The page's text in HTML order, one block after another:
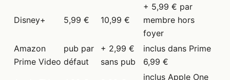
Disney+ 5,99 € 10,99 €
+ 5,99 € par
membre hors
foyer
Amazon
Prime Video
pub par
défaut
+ 2,99 €
sans pub
inclus dans Prime
6,99 €
inclus Apple One